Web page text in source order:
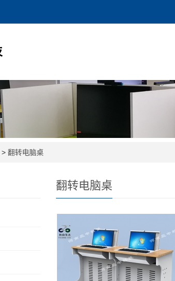
> 翻转电脑桌
翻转电脑桌